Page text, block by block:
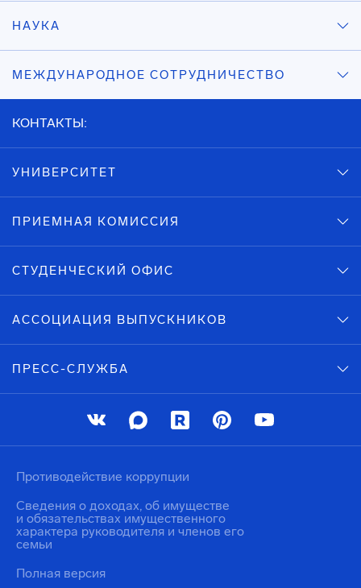
НАУКА
МЕЖДУНАРОДНОЕ СОТРУДНИЧЕСТВО
КОНТАКТЫ:
УНИВЕРСИТЕТ
ПРИЕМНАЯ КОМИССИЯ
СТУДЕНЧЕСКИЙ ОФИС
АССОЦИАЦИЯ ВЫПУСКНИКОВ
ПРЕСС-СЛУЖБА
Противодействие коррупции
Сведения о доходах, об имуществе
и обязательствах имущественного
характера руководителя и членов его
семьи
Полная версия